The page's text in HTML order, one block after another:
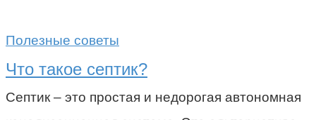
Полезные советы
Что такое септик?
Септик – это простая и недорогая автономная